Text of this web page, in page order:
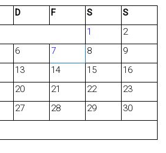
D F S
S
1
2
6 7 8
9
13 14 15
16
20 21 22
23
27 28 29
30